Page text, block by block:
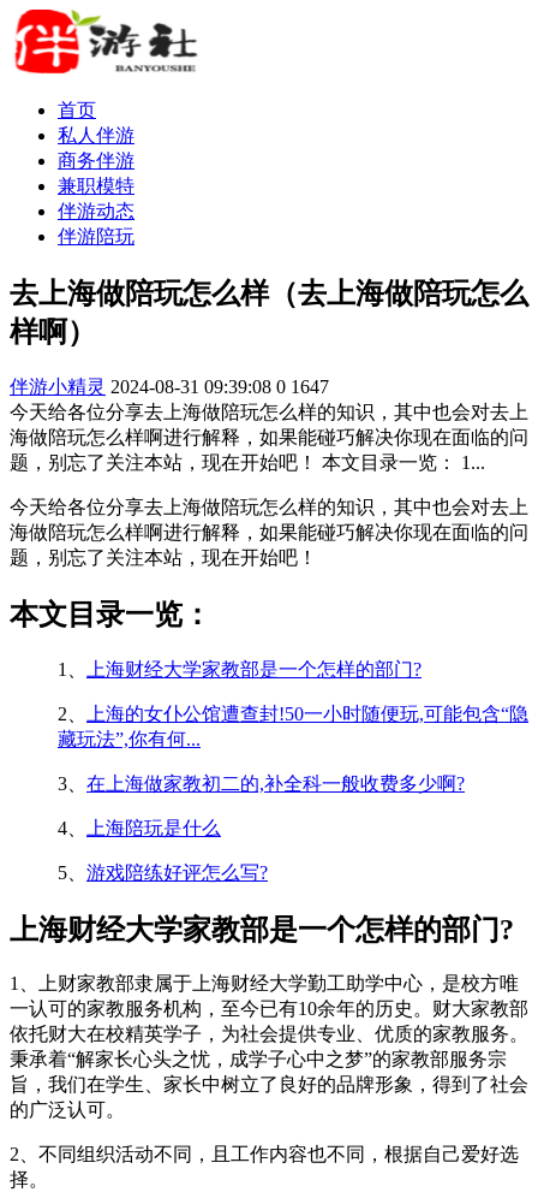
首页
私人伴游
商务伴游
兼职模特
伴游动态
伴游陪玩
去上海做陪玩怎么样（去上海做陪玩怎么
样啊）
伴游小精灵 2024-08-31 09:39:08 0 1647
今天给各位分享去上海做陪玩怎么样的知识，其中也会对去上
海做陪玩怎么样啊进行解释，如果能碰巧解决你现在面临的问
题，别忘了关注本站，现在开始吧！ 本文目录一览： 1...
今天给各位分享去上海做陪玩怎么样的知识，其中也会对去上
海做陪玩怎么样啊进行解释，如果能碰巧解决你现在面临的问
题，别忘了关注本站，现在开始吧！
本文目录一览：
1、 上海财经大学家教部是一个怎样的部门?
2、
上海的女仆公馆遭查封!50一小时随便玩,可能包含“隐
藏玩法”,你有何...
3、 在上海做家教初二的,补全科一般收费多少啊?
4、 上海陪玩是什么
5、 游戏陪练好评怎么写?
上海财经大学家教部是一个怎样的部门?
1、上财家教部隶属于上海财经大学勤工助学中心，是校方唯
一认可的家教服务机构，至今已有10余年的历史。财大家教部
依托财大在校精英学子，为社会提供专业、优质的家教服务。
秉承着“解家长心头之忧，成学子心中之梦”的家教部服务宗
旨，我们在学生、家长中树立了良好的品牌形象，得到了社会
的广泛认可。
2、不同组织活动不同，且工作内容也不同，根据自己爱好选
择。